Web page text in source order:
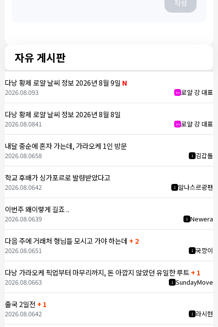
작성
자유 게시판
다낭 황제 로얄 날씨 정보 2026년 8월 9일 N
m 로얄 강 대표
2026.08.093
다낭 황제 로얄 날씨 정보 2026년 8월 8일
m 로얄 강 대표
2026.08.0841
내달 중순에 혼자 가는데, 가라오케 1인 방문
1 김갑돌
2026.08.0658
학교 후배가 싱가포르로 발령받았다고
1 알나스르광팬
2026.08.0642
이번주 왜이렇게 길죠 ..
1 Newera
2026.08.0639
다음 주에 거래처 형님들 모시고 가야 하는데 + 2
1 국깡이
2026.08.0651
다낭 가라오케 픽업부터 마무리까지, 돈 아깝지 않았던 유일한 루트+ 1
1 SundayMove
2026.08.0663
출국 2일전 + 1
1 라시현
2026.08.0642